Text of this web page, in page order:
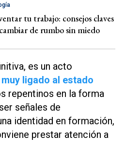
tu trabajo: consejos claves
de rumbo sin miedo
es un acto
muy ligado al estado
repentinos en la forma
señales de
identidad en formación,
prestar atención a